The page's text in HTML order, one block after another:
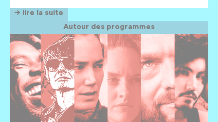
→ lire la suite
Autour des programmes